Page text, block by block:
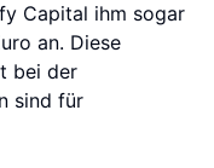
Capital ihm sogar
an. Diese
bei der
sind für